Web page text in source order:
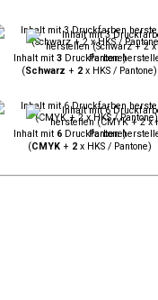
Inhalt mit 3 Druckfarben
(Schwarz + 2 x HKS / Pantone)
Inhalt mit 6 Druckfarben
(CMYK + 2 x HKS / Pantone)